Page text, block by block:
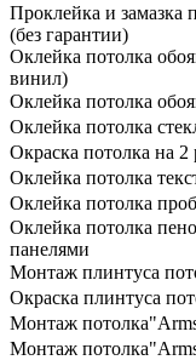
Проклейка и замазка
(без гарантии)
Оклейка потолка
винил)
Оклейка потолка
Оклейка потолка
Окраска потолка на 2
Оклейка потолка
Оклейка потолка
Оклейка потолка
панелями
Монтаж плинтуса
Окраска плинтуса
Монтаж
Монтаж